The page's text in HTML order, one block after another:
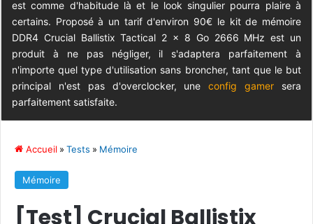
est comme d'habitude là et le look singulier pourra plaire à
certains. Proposé à un tarif d'environ 90€ le kit de mémoire
DDR4 Crucial Ballistix Tactical 2 x 8 Go 2666 MHz est un
produit à ne pas négliger, il s'adaptera parfaitement à
n'importe quel type d'utilisation sans broncher, tant que le but
principal n'est pas d'overclocker, uneconfig gamer sera
parfaitement satisfaite.
Accueil » Tests » Mémoire
Mémoire
[Test] Crucial Ballistix